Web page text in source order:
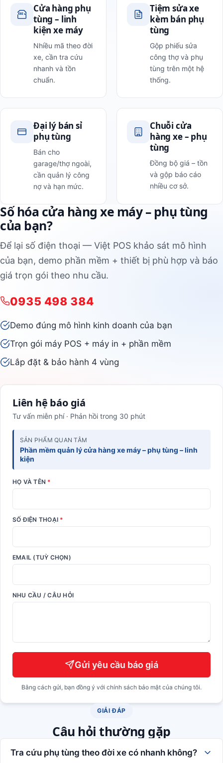
Cửa hàng phụ
tùng – linh
kiện xe máy
Nhiều mã theo đời
xe, cần tra cứu
nhanh và tồn
chuẩn.
Tiệm sửa xe
kèm bán phụ
tùng
Gộp phiếu sửa
công thợ và phụ
tùng trên một hệ
thống.
Đại lý bán sỉ
phụ tùng
Bán cho
garage/thợ ngoài,
cần quản lý công
nợ và hạn mức.
Chuỗi cửa
hàng xe – phụ
tùng
Đồng bộ giá – tồn
và gộp báo cáo
nhiều cơ sở.
Số hóa cửa hàng xe máy – phụ tùng
của bạn?
Để lại số điện thoại — Việt POS khảo sát mô hình
của bạn, demo phần mềm + thiết bị phù hợp và báo
giá trọn gói theo nhu cầu.
0935 498 384
Demo đúng mô hình kinh doanh của bạn
Trọn gói máy POS + máy in + phần mềm
Lắp đặt & bảo hành 4 vùng
Liên hệ báo giá
Tư vấn miễn phí · Phản hồi trong 30 phút
SẢN PHẨM QUAN TÂM
Phần mềm quản lý cửa hàng xe máy – phụ tùng – linh
kiện
HỌ VÀ TÊN *
SỐ ĐIỆN THOẠI *
EMAIL (TUỲ CHỌN)
NHU CẦU / CÂU HỎI
Gửi yêu cầu báo giá
Bằng cách gửi, bạn đồng ý với chính sách bảo mật của chúng tôi.
GIẢI ĐÁP
Câu hỏi thường gặp
Tra cứu phụ tùng theo đời xe có nhanh không?